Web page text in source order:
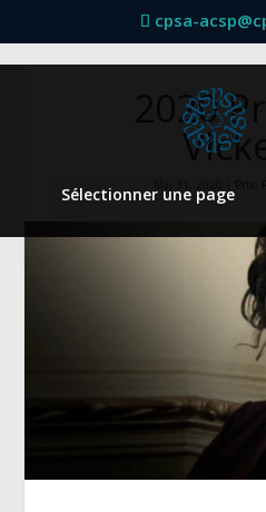
cpsa-
Sélectionner une page
2020